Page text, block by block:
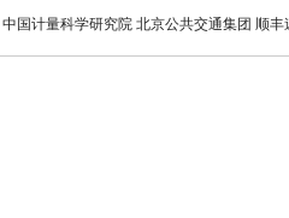
中国计量科学研究院 北京公共交通集团 顺丰